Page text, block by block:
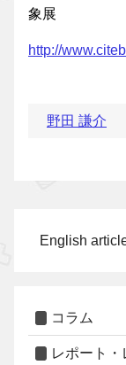
象展
http://
野田 謙介
English
コラム
レポート・